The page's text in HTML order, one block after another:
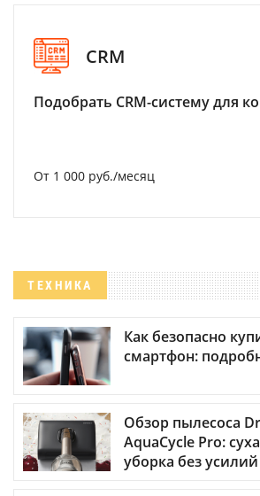
CRM
Подобрать CRM-систему для
От 1 000 руб./месяц
ТЕХНИКА
Как безопасно
смартфон:
Обзор пылесоса
AquaCycle Pro:
уборка без усилий